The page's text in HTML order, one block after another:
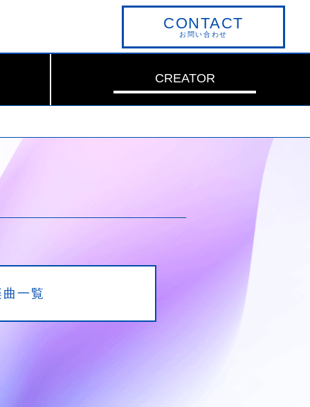
CONTACT
お問い合わせ
CREATOR
一覧